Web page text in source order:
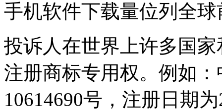
手机软件下载量位列全球
投诉人在世界上许多国
注册商标专用权。例如
10614690号，注册日期